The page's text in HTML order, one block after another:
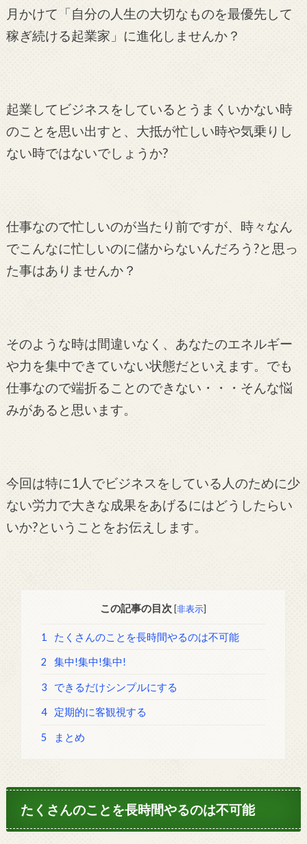
月かけて「自分の人生の大切なものを最優先して
稼ぎ続ける起業家」に進化しませんか？
起業してビジネスをしているとうまくいかない時
のことを思い出すと、大抵が忙しい時や気乗りし
ない時ではないでしょうか?
仕事なので忙しいのが当たり前ですが、時々なん
でこんなに忙しいのに儲からないんだろう?と思っ
た事はありませんか？
そのような時は間違いなく、あなたのエネルギー
や力を集中できていない状態だといえます。でも
仕事なので端折ることのできない・・・そんな悩
みがあると思います。
今回は特に1人でビジネスをしている人のために少
ない労力で大きな成果をあげるにはどうしたらい
いか?ということをお伝えします。
この記事の目次 [非表示]
1 たくさんのことを長時間やるのは不可能
2 集中!集中!集中!
3 できるだけシンプルにする
4 定期的に客観視する
5 まとめ
たくさんのことを長時間やるのは不可能